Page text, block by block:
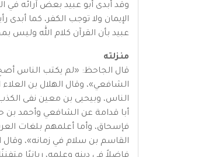
وقد أبدى أبو عبيد بعض آرائه في
الإيمان ولا توجب الكفر، كما
عبيد بأن القرآن كلام الله وليس
منزلته
قال الجاحظ: «لم يكتب الناس أصح
الشافعي»، وقال الهلال بن
الناس، وبيحيى بن معين نفى
أبا قدامة عن الشافعي وأحمد بن
فإسحاق، وأما أعلمهم بلغات
القاسم بن سلام في زمانه»،